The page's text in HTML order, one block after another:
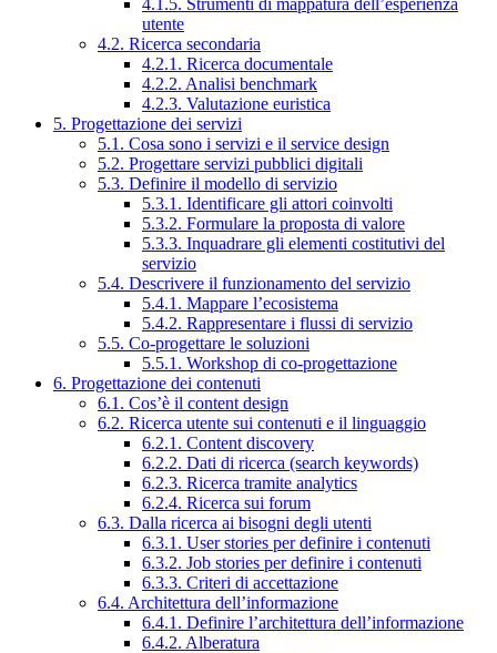
utente
4.2. Ricerca secondaria
4.2.1. Ricerca documentale
4.2.2. Analisi benchmark
4.2.3. Valutazione euristica
5. Progettazione dei servizi
5.1. Cosa sono i servizi e il service design
5.2. Progettare servizi pubblici digitali
5.3. Definire il modello di servizio
5.3.1. Identificare gli attori coinvolti
5.3.2. Formulare la proposta di valore
5.3.3. Inquadrare gli elementi costitutivi del
servizio
5.4. Descrivere il funzionamento del servizio
5.4.1. Mappare l’ecosistema
5.4.2. Rappresentare i flussi di servizio
5.5. Co-progettare le soluzioni
5.5.1. Workshop di co-progettazione
6. Progettazione dei contenuti
6.1. Cos’è il content design
6.2. Ricerca utente sui contenuti e il linguaggio
6.2.1. Content discovery
6.2.2. Dati di ricerca (search keywords)
6.2.3. Ricerca tramite analytics
6.2.4. Ricerca sui forum
6.3. Dalla ricerca ai bisogni degli utenti
6.3.1. User stories per definire i contenuti
6.3.2. Job stories per definire i contenuti
6.3.3. Criteri di accettazione
6.4. Architettura dell’informazione
6.4.1. Definire l’architettura dell’informazione
6.4.2. Alberatura